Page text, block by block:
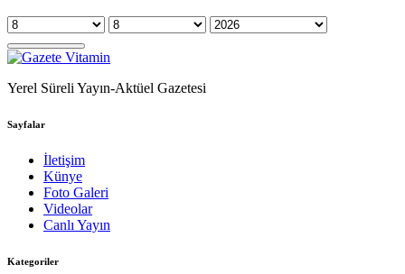
Yerel Süreli Yayın-Aktüel Gazetesi
Sayfalar
İletişim
Künye
Foto Galeri
Videolar
Canlı Yayın
Kategoriler